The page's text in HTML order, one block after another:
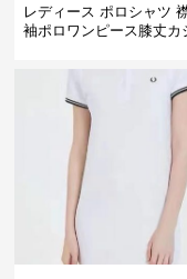
レディース ポロシャツ
袖ポロワンピース膝丈カ